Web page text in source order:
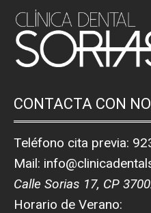
CONTACTA CON
Teléfono cita previa:
Mail:
Calle Sorias 17, CP
Horario de Verano: